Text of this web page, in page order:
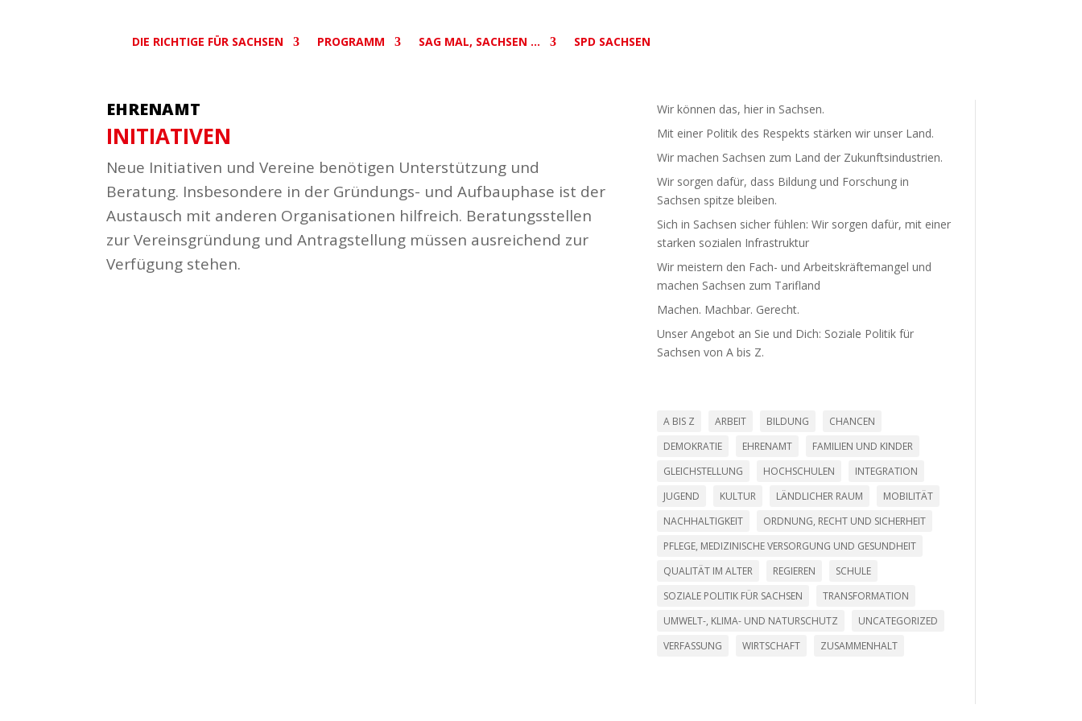
DIE RICHTIGE FÜR SACHSEN PROGRAMM SAG MAL, SACHSEN … SPD SACHSEN
EHRENAMT
INITIA­TIVEN
Neue Initia­tiven und Vereine benö­tigen Unter­stützung und
Beratung. Insbe­sondere in der Gründungs- und Aufbau­phase ist der
Austausch mit anderen Orga­ni­sa­tionen hilf­reich. Bera­tungs­stellen
zur Vereins­gründung und Antrag­stellung müssen ausrei­chend zur
Verfügung stehen.
Wir können das, hier in Sachsen.
Mit einer Politik des Respekts stärken wir unser Land.
Wir machen Sachsen zum Land der Zukunfts­in­dus­trien.
Wir sorgen dafür, dass Bildung und Forschung in
Sachsen spitze bleiben.
Sich in Sachsen sicher fühlen: Wir sorgen dafür, mit einer
starken sozialen Infra­struktur
Wir meistern den Fach- und Arbeits­kräf­te­mangel und
machen Sachsen zum Tarifland
Machen. Machbar. Gerecht.
Unser Angebot an Sie und Dich: Soziale Politik für
Sachsen von A bis Z.
A BIS Z ARBEIT BILDUNG
CHANCEN
DEMOKRATIE
EHRENAMT
FAMILIEN UND KINDER
GLEICHSTELLUNG
HOCHSCHULEN
INTEGRATION
JUGEND
KULTUR LÄNDLICHER RAUM
MOBILITÄT
NACHHALTIGKEIT
ORDNUNG, RECHT UND SICHERHEIT
PFLEGE, MEDIZINISCHE VERSORGUNG UND GESUNDHEIT
QUALITÄT IM ALTER
REGIEREN
SCHULE
SOZIALE POLITIK FÜR SACHSEN
TRANSFORMATION
UMWELT-, KLIMA- UND NATURSCHUTZ
UNCATEGORIZED
VERFASSUNG
WIRTSCHAFT ZUSAMMENHALT